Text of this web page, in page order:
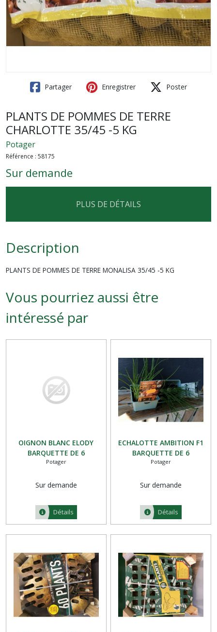
Partager Enregistrer Poster
PLANTS DE POMMES DE TERRE
CHARLOTTE 35/45 -5 KG
Potager
Référence : 58175
Sur demande
PLUS DE DÉTAILS
Description
PLANTS DE POMMES DE TERRE MONALISA 35/45 -5 KG
Vous pourriez aussi être
intéressé par
OIGNON BLANC ELODY
BARQUETTE DE 6
Potager
Sur demande
Détails
ECHALOTTE AMBITION F1
BARQUETTE DE 6
Potager
Sur demande
Détails